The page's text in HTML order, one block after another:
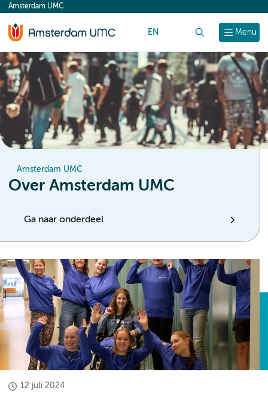
content
Menu
Amsterdam UMC
EN
Amsterdam UMC
Over Amsterdam UMC
Ga naar onderdeel
12 juli 2024